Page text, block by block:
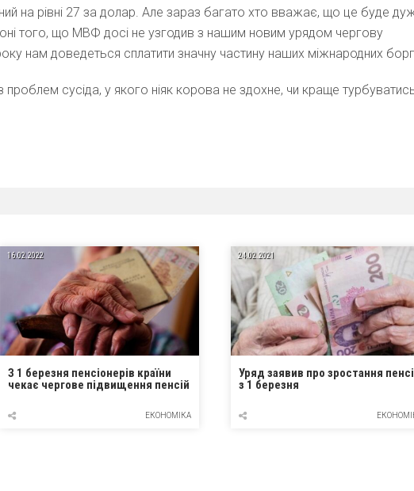
на рівні 27 за долар. Але зараз багато хто вважає, що це буде
того, що МВФ досі не узгодив з нашим новим урядом чергову
нам доведеться сплатити значну частину наших міжнародних
проблем сусіда, у якого ніяк корова не здохне, чи краще
16.02.2022
З 1 березня пенсіонерів країни
чекає чергове підвищення пенсій
ЕКОНОМІКА
24.02.2021
Уряд заявив про зростання
з 1 березня